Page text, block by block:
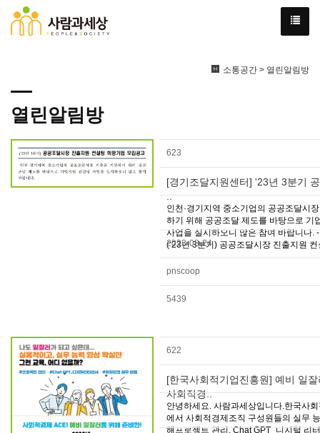
소통공간 > 열린알림방
열린알림방
623
[경기조달지원센터] '23년 3분기
..
인천·경기지역 중소기업의 공공조달시
하기 위해 공공조달 제도를 바탕으로 기
사업을 실시하오니 많은 참여 바랍니다.
(‘23년 3분기) 공공조달시장 진출지원 컨
2023-08-24
pnscoop
5439
622
[한국사회적기업진흥원] 예비 일
사회적경..
안녕하세요. 사람과세상입니다.한국사
에서 사회적경제조직 구성원들의 실무
해프로젝트 관리, Chat GPT_디지털 리